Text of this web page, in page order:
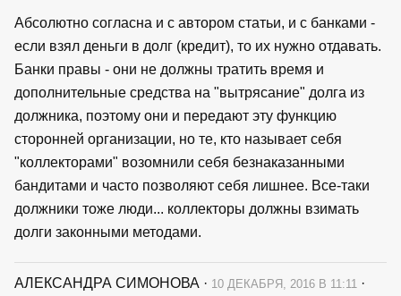
Абсолютно согласна и с автором статьи, и с банками -
если взял деньги в долг (кредит), то их нужно отдавать.
Банки правы - они не должны тратить время и
дополнительные средства на "вытрясание" долга из
должника, поэтому они и передают эту функцию
сторонней организации, но те, кто называет себя
"коллекторами" возомнили себя безнаказанными
бандитами и часто позволяют себя лишнее. Все-таки
должники тоже люди... коллекторы должны взимать
долги законными методами.
АЛЕКСАНДРА СИМОНОВА · 10 ДЕКАБРЯ, 2016 В 11:11
·